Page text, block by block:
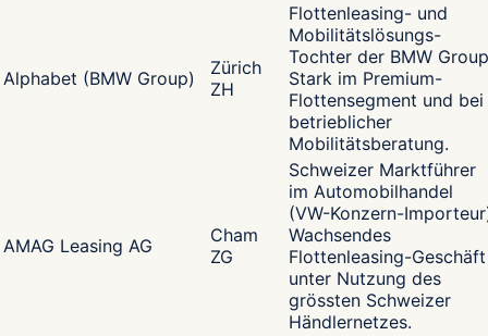
Alphabet (BMW Group)
Zürich
ZH
Flottenleasing- und
Mobilitätslösungs-
Tochter der BMW
Stark im Premium-
Flottensegment und bei
betrieblicher
Mobilitätsberatung.
AMAG Leasing AG
Cham
ZG
Schweizer Marktführer
im Automobilhandel
(VW-Konzern-
Wachsendes
Flottenleasing-Geschäft
unter Nutzung des
grössten Schweizer
Händlernetzes.